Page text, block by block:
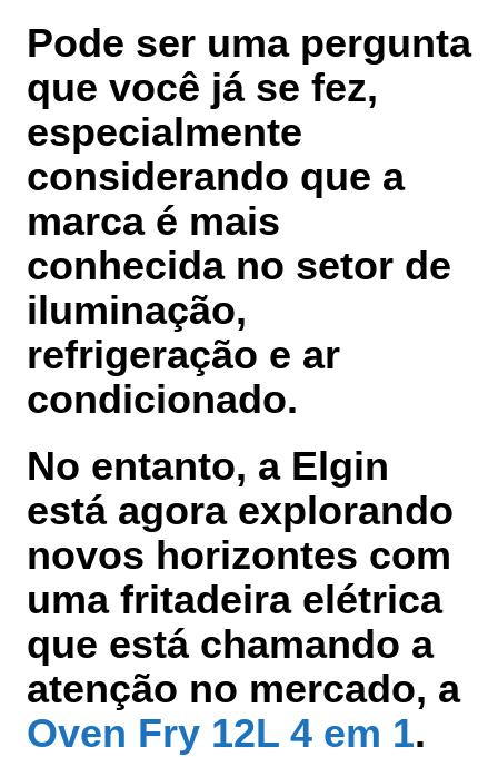
Pode ser uma pergunta
que você já se fez,
especialmente
considerando que a
marca é mais
conhecida no setor de
iluminação,
refrigeração e ar
condicionado.
No entanto, a Elgin
está agora explorando
novos horizontes com
uma fritadeira elétrica
que está chamando a
atenção no mercado, a
Oven Fry 12L 4 em 1.